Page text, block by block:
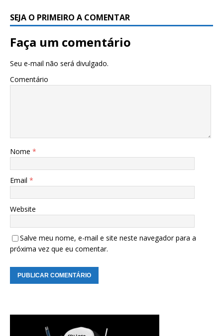
SEJA O PRIMEIRO A COMENTAR
Faça um comentário
Seu e-mail não será divulgado.
Comentário
Nome *
Email *
Website
Salve meu nome, e-mail e site neste navegador para a
próxima vez que eu comentar.